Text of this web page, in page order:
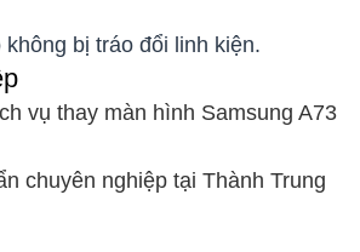
bị tráo đổi linh kiện.
vụ thay màn hình Samsung A73
chuyên nghiệp tại Thành Trung